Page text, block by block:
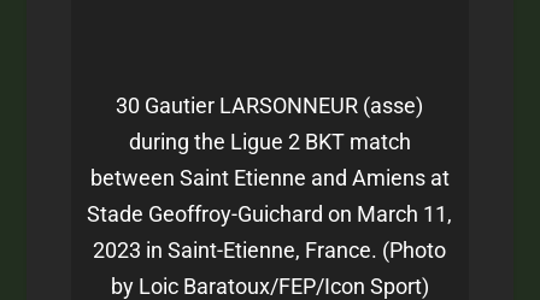
30 Gautier LARSONNEUR (asse)
during the Ligue 2 BKT match
between Saint Etienne and Amiens at
Stade Geoffroy-Guichard on March 11,
2023 in Saint-Etienne, France. (Photo
by Loic Baratoux/FEP/Icon Sport)